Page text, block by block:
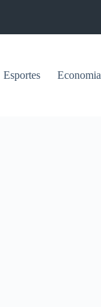
Esportes Economia